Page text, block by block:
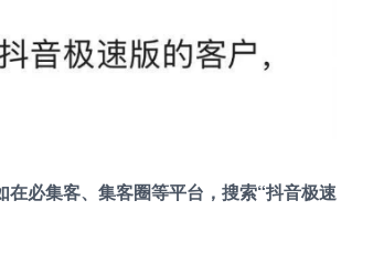
在必集客、集客圈等平台，搜索“抖音极速